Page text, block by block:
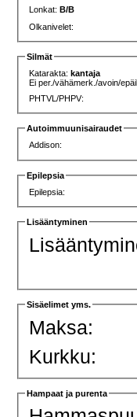
Lonkat:B/B
Olkanivelet:
Silmät
Katarakta:kantaja
Ei per./vähämerk./avoin/
PHTVL/PHPV:
Autoimmuunisairaudet
Addison:
Epilepsia
Epilepsia:
Lisääntyminen
Sisäelimet yms.
Maksa:
Kurkku:
Hampaat ja purenta